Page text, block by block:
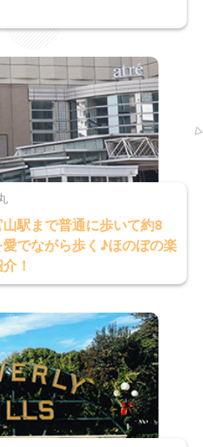
駅まで普通に歩いて約8
でながら歩く♪ほのぼの楽
！